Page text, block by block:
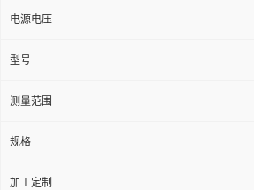
电源电压
型号
测量范围
规格
加工定制